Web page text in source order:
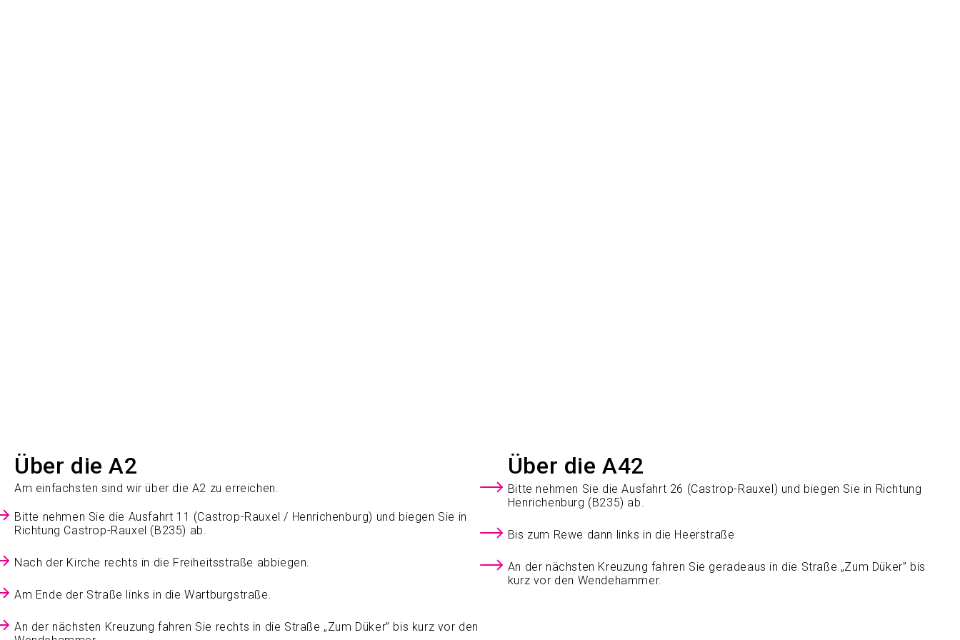
Über die A2
Am einfachsten sind wir über die A2 zu erreichen.
Bitte nehmen Sie die Ausfahrt 11 (Castrop-Rauxel / Henrichenburg) und biegen Sie in
Richtung Castrop-Rauxel (B235) ab.
Nach der Kirche rechts in die Freiheitsstraße abbiegen.
Am Ende der Straße links in die Wartburgstraße.
An der nächsten Kreuzung fahren Sie rechts in die Straße „Zum Düker” bis kurz vor den
Über die A42
Bitte nehmen Sie die Ausfahrt 26 (Castrop-Rauxel) und biegen Sie in Richtung
Henrichenburg (B235) ab.
Bis zum Rewe dann links in die Heerstraße
An der nächsten Kreuzung fahren Sie geradeaus in die Straße „Zum Düker” bis
kurz vor den Wendehammer.